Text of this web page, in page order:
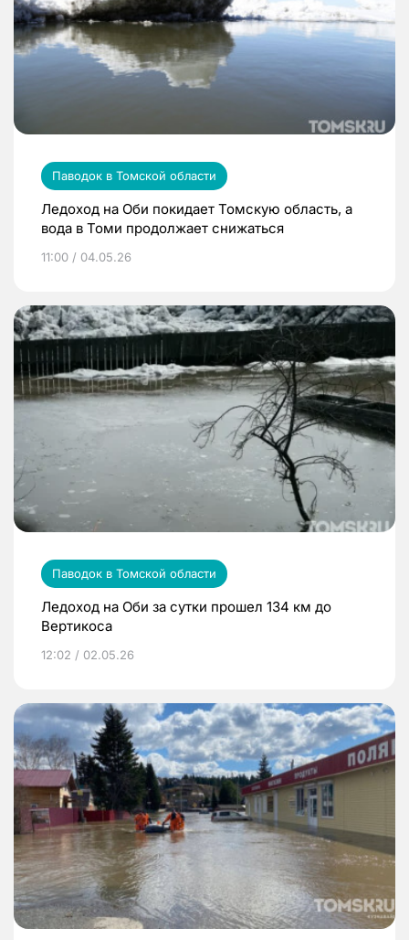
Паводок в Томской области
Ледоход на Оби покидает Томскую область, а
вода в Томи продолжает снижаться
11:00 / 04.05.26
Паводок в Томской области
Ледоход на Оби за сутки прошел 134 км до
Вертикоса
12:02 / 02.05.26